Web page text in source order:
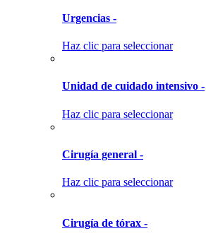
Urgencias -
Haz clic para seleccionar
Unidad de cuidado intensivo -
Haz clic para seleccionar
Cirugía general -
Haz clic para seleccionar
Cirugía de tórax -